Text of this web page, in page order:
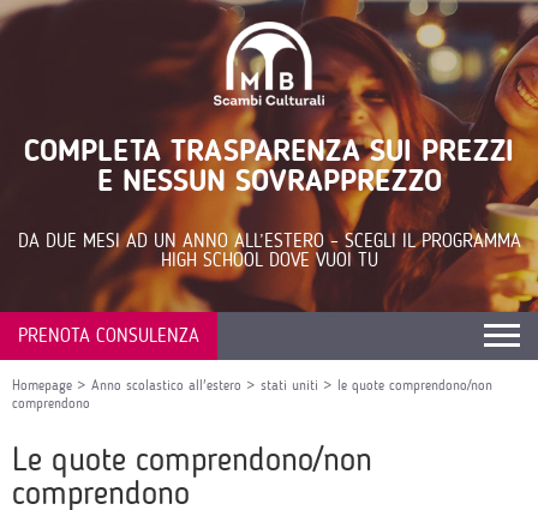
COMPLETA TRASPARENZA SUI PREZZI
E NESSUN SOVRAPPREZZO
DA DUE MESI AD UN ANNO ALL’ESTERO – SCEGLI IL PROGRAMMA
HIGH SCHOOL DOVE VUOI TU
PRENOTA CONSULENZA
Homepage > Anno scolastico all'estero > stati uniti > le quote comprendono/non
comprendono
Le quote comprendono/non
comprendono